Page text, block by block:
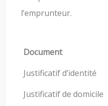
l’emprunteur.
Document
Justificatif d’identité
Justificatif de domicile